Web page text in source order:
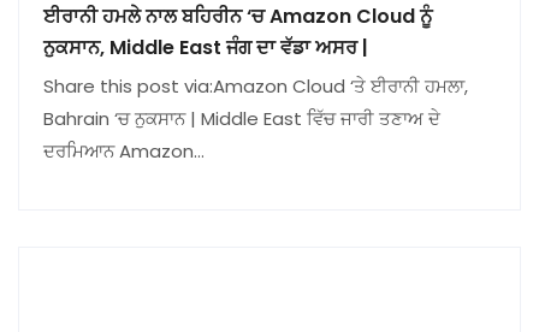
ਈਰਾਨੀ ਹਮਲੇ ਨਾਲ ਬਹਿਰੀਨ ‘ਚ Amazon Cloud ਨੂੰ
ਨੁਕਸਾਨ, Middle East ਜੰਗ ਦਾ ਵੱਡਾ ਅਸਰ |
Share this post via:Amazon Cloud ‘ਤੇ ਈਰਾਨੀ ਹਮਲਾ,
Bahrain ‘ਚ ਨੁਕਸਾਨ | Middle East ਵਿੱਚ ਜਾਰੀ ਤਣਾਅ ਦੇ
ਦਰਮਿਆਨ Amazon…